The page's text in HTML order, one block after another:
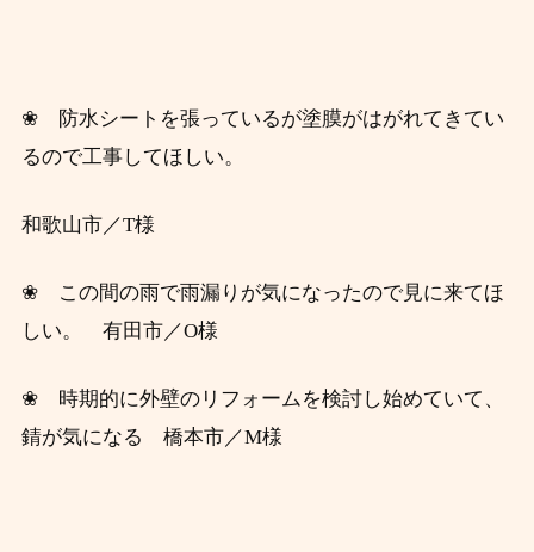
❀ 防水シートを張っているが塗膜がはがれてきてい
るので工事してほしい。
和歌山市／T様
❀ この間の雨で雨漏りが気になったので見に来てほ
しい。 有田市／O様
❀ 時期的に外壁のリフォームを検討し始めていて、
錆が気になる 橋本市／M様